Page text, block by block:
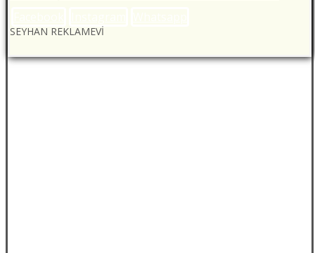
SEYHAN REKLAMEVİ